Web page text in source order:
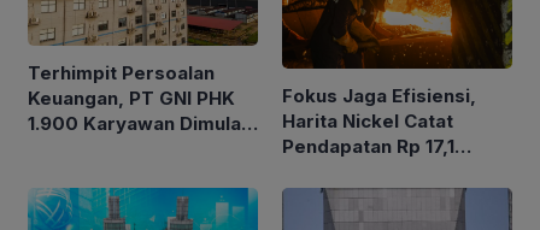
Terhimpit Persoalan
Keuangan, PT GNI PHK
1.900 Karyawan Dimulai
Fokus Jaga Efisiensi,
Harita Nickel Catat
Pendapatan Rp 17,1
2026